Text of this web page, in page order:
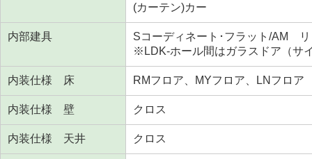
(カーテン)カー
内部建具
Sコーディネート･フラット/AM
※LDK-ホール間はガラスドア（サ
内装仕様 床 RMフロア、MYフロア、LNフロア
内装仕様 壁 クロス
内装仕様 天井 クロス